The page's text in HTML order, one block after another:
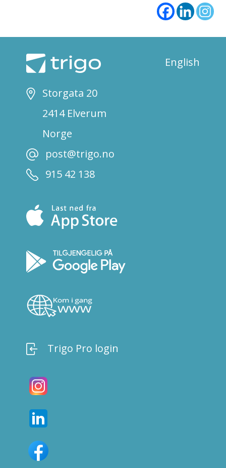
English
Storgata 20
2414 Elverum
Norge
post@trigo.no
915 42 138
Trigo Pro login